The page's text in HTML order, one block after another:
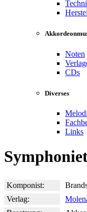
Noten
CDs
Diverses
Links
Komponist:
Verlag: